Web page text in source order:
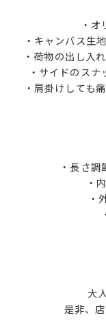
・
・キャンバス生
・荷物の出し入
・サイドのス
・肩掛けしても
・長さ
・
・
大
是非、